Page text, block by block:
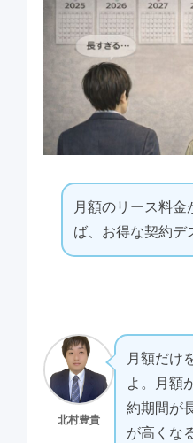
月額のリース料金
ば、お得な契約デ
北村豊貴
月額だけ
よ。月額
約期間が
が高くな